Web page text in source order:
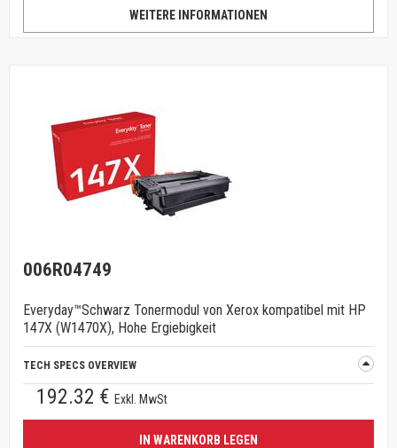
WEITERE INFORMATIONEN
006R04749
Everyday™Schwarz Tonermodul von Xerox kompatibel mit HP
147X (W1470X), Hohe Ergiebigkeit
TECH SPECS OVERVIEW
192.32 € Exkl. MwSt
IN WARENKORB LEGEN